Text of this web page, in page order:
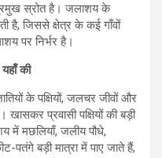
स्रोत है। जलाशय के
है, जिससे क्षेत्र के कई गाँवों
पर निर्भर है।
की
के पक्षियों, जलचर जीवों और
खासकर प्रवासी पक्षियों की बड़ी
में मछलियाँ, जलीय पौधे,
बड़ी मात्रा में पाए जाते हैं,